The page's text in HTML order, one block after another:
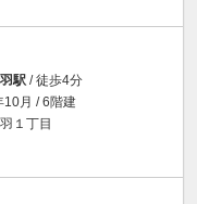
駅 / 徒歩4分
月 / 6階建
１丁目